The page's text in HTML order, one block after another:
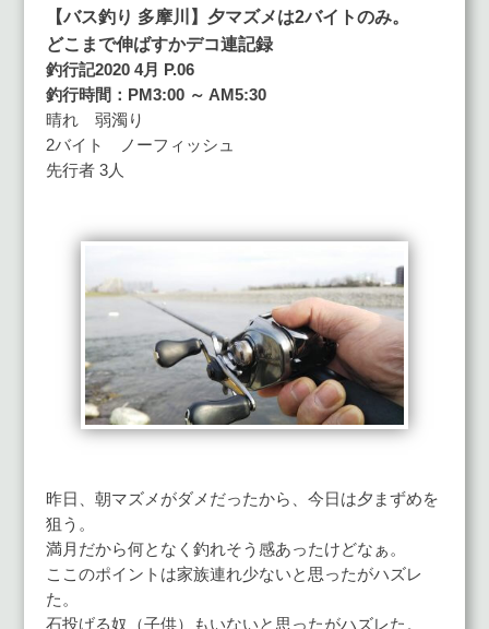
【バス釣り 多摩川】夕マズメは2バイトのみ。
どこまで伸ばすかデコ連記録
釣行記2020 4月 P.06
釣行時間：PM3:00 ～ AM5:30
晴れ 弱濁り
2バイト ノーフィッシュ
先行者 3人
昨日、朝マズメがダメだったから、今日は夕まずめを
狙う。
満月だから何となく釣れそう感あったけどなぁ。
ここのポイントは家族連れ少ないと思ったがハズレ
た。
石投げる奴（子供）もいないと思ったがハズレた。